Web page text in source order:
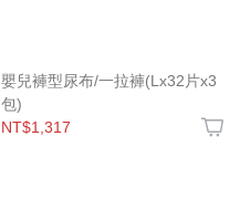
嬰兒褲型尿布/一拉褲(Lx32片x3
包)
NT$1,317